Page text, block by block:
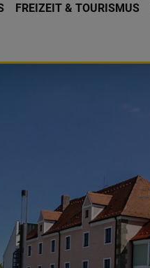
FREIZEIT & TOURISMUS